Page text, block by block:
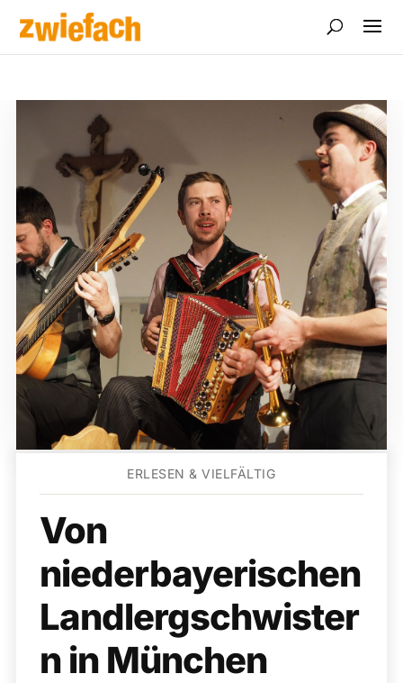
ERLESEN & VIELFÄLTIG
Von
niederbayerischen
Landlergschwister
n in München